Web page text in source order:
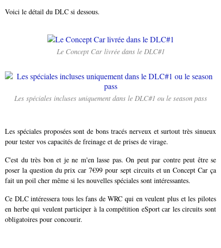
Voici le détail du DLC si dessous.
Le Concept Car livrée dans le DLC#1
Les spéciales incluses uniquement dans le DLC#1 ou le season pass
Les spéciales proposées sont de bons tracés nerveux et surtout très sinueux
pour tester vos capacités de freinage et de prises de virage.
C'est du très bon et je ne m'en lasse pas. On peut par contre peut être se
poser la question du prix car 7€99 pour sept circuits et un Concept Car ça
fait un poil cher même si les nouvelles spéciales sont intéressantes.
Ce DLC intéressera tous les fans de WRC qui en veulent plus et les pilotes
en herbe qui veulent participer à la compétition eSport car les circuits sont
obligatoires pour concourir.